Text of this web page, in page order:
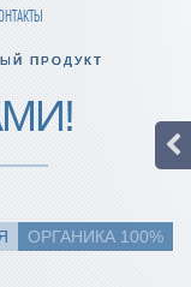
ПРОДУКТ
ОРГАНИКА 100%